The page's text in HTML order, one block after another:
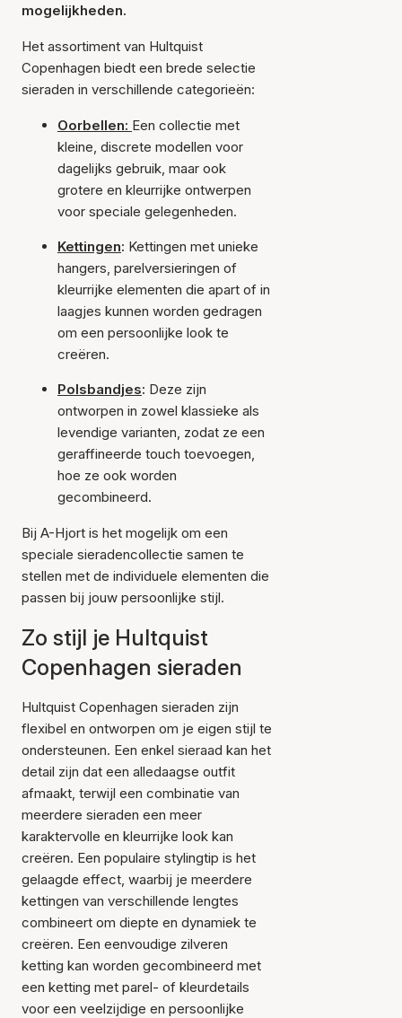
mogelijkheden.
Het assortiment van Hultquist
Copenhagen biedt een brede selectie
sieraden in verschillende categorieën:
Oorbellen: Een collectie met
kleine, discrete modellen voor
dagelijks gebruik, maar ook
grotere en kleurrijke ontwerpen
voor speciale gelegenheden.
Kettingen: Kettingen met unieke
hangers, parelversieringen of
kleurrijke elementen die apart of in
laagjes kunnen worden gedragen
om een persoonlijke look te
creëren.
Polsbandjes: Deze zijn
ontworpen in zowel klassieke als
levendige varianten, zodat ze een
geraffineerde touch toevoegen,
hoe ze ook worden
gecombineerd.
Bij A-Hjort is het mogelijk om een
speciale sieradencollectie samen te
stellen met de individuele elementen die
passen bij jouw persoonlijke stijl.
Zo stijl je Hultquist
Copenhagen sieraden
Hultquist Copenhagen sieraden zijn
flexibel en ontworpen om je eigen stijl te
ondersteunen. Een enkel sieraad kan het
detail zijn dat een alledaagse outfit
afmaakt, terwijl een combinatie van
meerdere sieraden een meer
karaktervolle en kleurrijke look kan
creëren. Een populaire stylingtip is het
gelaagde effect, waarbij je meerdere
kettingen van verschillende lengtes
combineert om diepte en dynamiek te
creëren. Een eenvoudige zilveren
ketting kan worden gecombineerd met
een ketting met parel- of kleurdetails
voor een veelzijdige en persoonlijke